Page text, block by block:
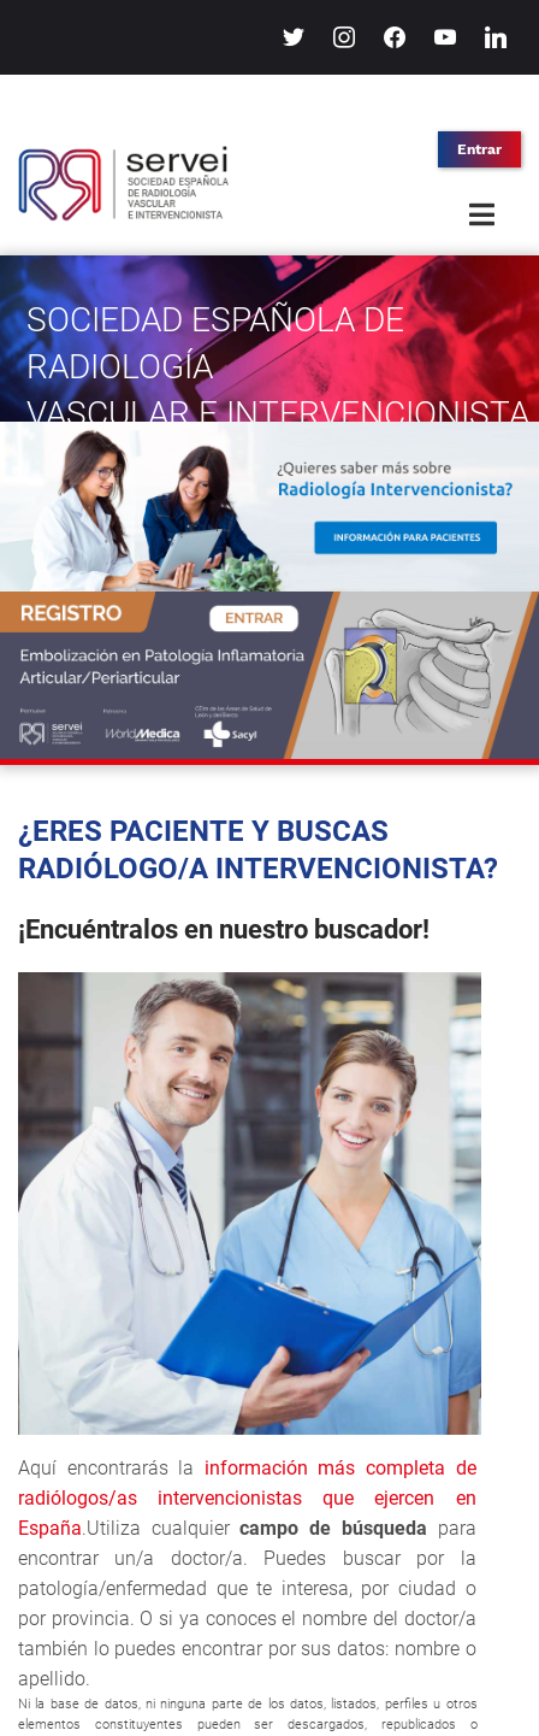
twitter instagramfacebook youtube linkedin
Entrar
SOCIEDAD ESPAÑOLA DE
RADIOLOGÍA
VASCULAR E INTERVENCIONISTA
Bienvenidos a la SERVEI
¿ERES PACIENTE Y BUSCAS
RADIÓLOGO/A INTERVENCIONISTA?
¡Encuéntralos en nuestro buscador!
Aquí encontrarás la información más completa de
radiólogos/as intervencionistas que ejercen en
España.Utiliza cualquier campo de búsqueda para
encontrar un/a doctor/a. Puedes buscar por la
patología/enfermedad que te interesa, por ciudad o
por provincia. O si ya conoces el nombre del doctor/a
también lo puedes encontrar por sus datos: nombre o
apellido.
Ni la base de datos, ni ninguna parte de los datos, listados, perfiles u otros
elementos constituyentes pueden ser descargados, republicados o